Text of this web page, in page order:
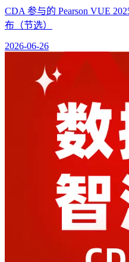
CDA 参与的 Pearson VUE
布（节选）
2026-06-26